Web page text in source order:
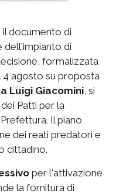
documento di
dell'impianto di
formalizzata
4 agosto su proposta
Luigi Giacomini , si
Patti per la
Il piano
dei reati predatori e
cittadino.
per l'attivazione
la fornitura di